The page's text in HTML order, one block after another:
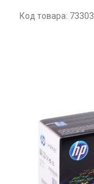
Код товара: 73303